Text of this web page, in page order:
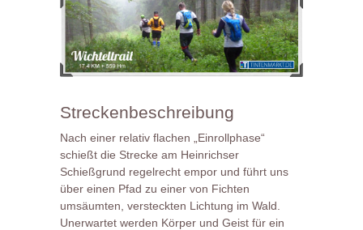
Streckenbeschreibung
Nach einer relativ flachen „Einrollphase“
schießt die Strecke am Heinrichser
Schießgrund regelrecht empor und führt uns
über einen Pfad zu einer von Fichten
umsäumten, versteckten Lichtung im Wald.
Unerwartet werden Körper und Geist für ein